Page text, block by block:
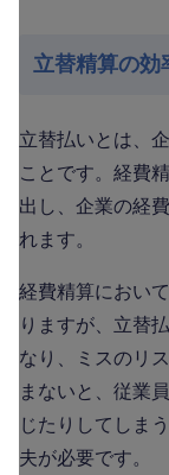
立替精算の効
立替払いとは、
ことです。経費
出し、企業の経
れます。
経費精算におい
りますが、立替
なり、ミスのリ
まないと、従業
じたりしてしま
夫が必要です。